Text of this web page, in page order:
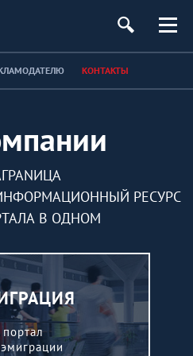
КОНТАКТЫ
РЕСУРС
В ОДНОМ
портал